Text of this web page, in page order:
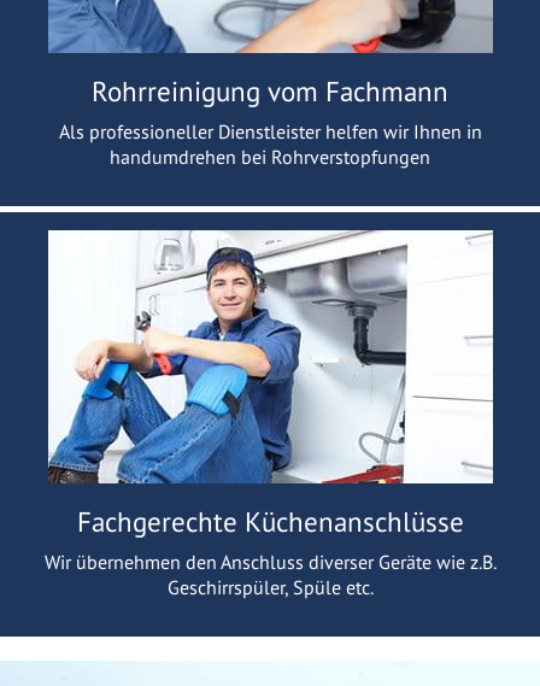
Rohrreinigung vom Fachmann
Als professioneller Dienstleister helfen wir Ihnen in
handumdrehen bei Rohrverstopfungen
Fachgerechte Küchenanschlüsse
Wir übernehmen den Anschluss diverser Geräte wie z.B.
Geschirrspüler, Spüle etc.